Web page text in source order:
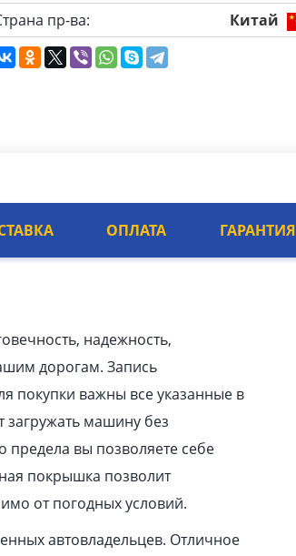
пр-ва:
Китай
ОПЛАТА ГАРАНТИЯ
надежность,
дорогам. Запись
покупки важны все указанные в
машину без
предела вы позволяете себе
покрышка позволит
от погодных условий.
автовладельцев. Отличное